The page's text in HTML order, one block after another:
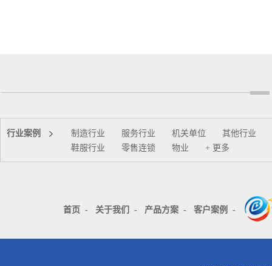
行业案例 制造行业 服务行业 机关单位
其他行业
鞋服行业
零售连锁 物业 + 更多
首页 - 关于我们 - 产品方案 - 客户案例 -